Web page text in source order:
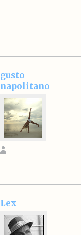
gusto
napolitano
Lex